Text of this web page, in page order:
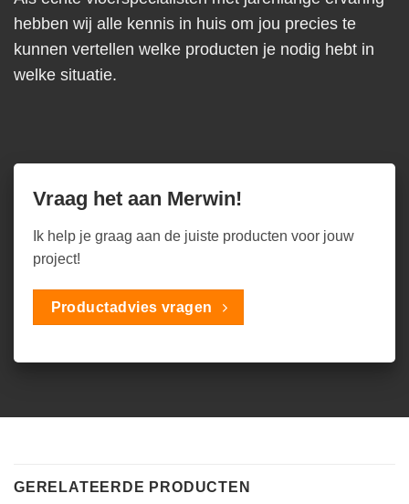
hebben wij alle kennis in huis om jou precies te
kunnen vertellen welke producten je nodig hebt in
welke situatie.
Vraag het aan Merwin!
Ik help je graag aan de juiste producten voor jouw
project!
Productadvies vragen
GERELATEERDE PRODUCTEN